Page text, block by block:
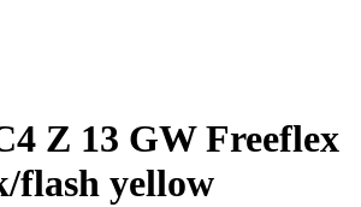
Z 13 GW Freeflex
flash yellow